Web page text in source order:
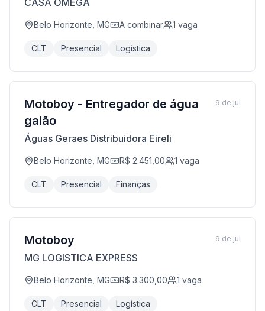
CASA OMEGA
Belo Horizonte, MG A combinar 1 vaga
CLT Presencial Logística
Motoboy - Entregador de água
galão
Águas Geraes Distribuidora Eireli
Belo Horizonte, MG R$ 2.451,00 1 vaga
CLT Presencial Finanças
9 de jul
Motoboy
MG LOGISTICA EXPRESS
Belo Horizonte, MG R$ 3.300,00 1 vaga
CLT Presencial Logística
9 de jul